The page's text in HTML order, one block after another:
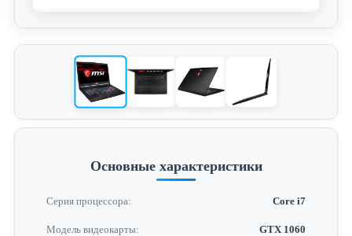
Основные характеристики
Серия процессора: Core i7
Модель видеокарты: GTX 1060